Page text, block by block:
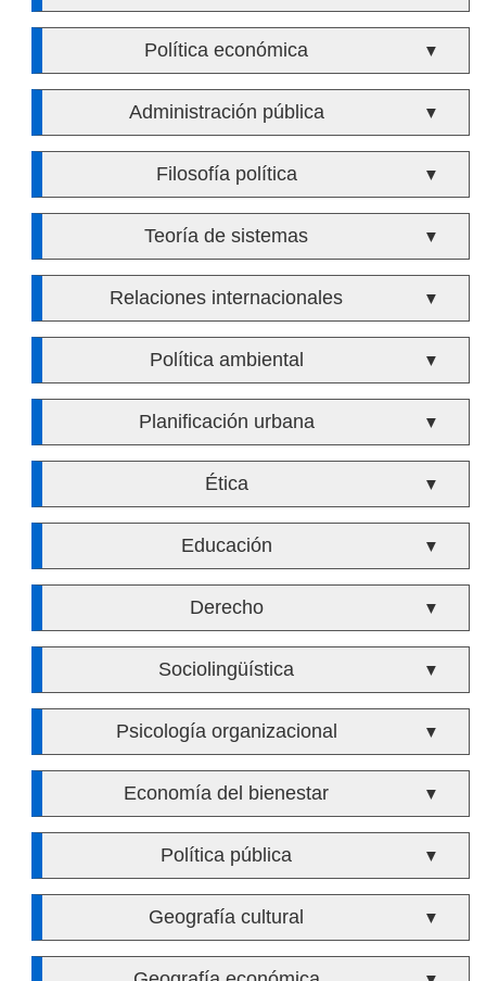
Política económica ▼
Administración pública ▼
Filosofía política ▼
Teoría de sistemas ▼
Relaciones internacionales ▼
Política ambiental ▼
Planificación urbana ▼
Ética ▼
Educación ▼
Derecho ▼
Sociolingüística ▼
Psicología organizacional ▼
Economía del bienestar ▼
Política pública ▼
Geografía cultural ▼